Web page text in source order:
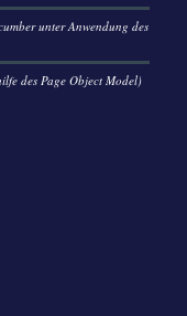
unter Anwendung des
des Page Object Model)